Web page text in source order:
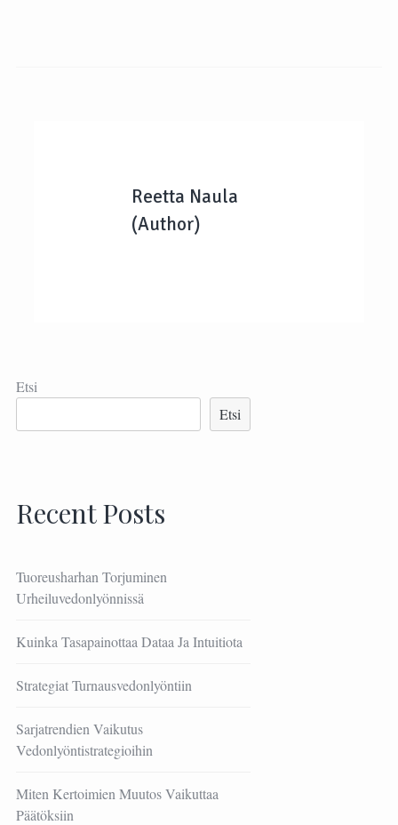
Reetta Naula
(Author)
Etsi
Etsi
Recent Posts
Tuoreusharhan Torjuminen
Urheiluvedonlyönnissä
Kuinka Tasapainottaa Dataa Ja Intuitiota
Strategiat Turnausvedonlyöntiin
Sarjatrendien Vaikutus
Vedonlyöntistrategioihin
Miten Kertoimien Muutos Vaikuttaa
Päätöksiin